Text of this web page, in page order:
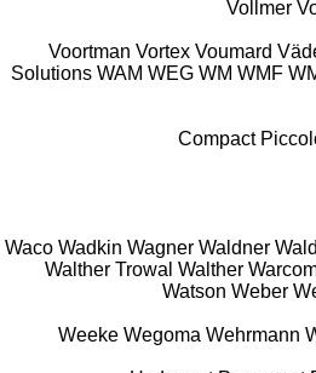
Vollmer
Voortman Vortex Voumard
Solutions WAM WEG WM WMF
Compact
Waco Wadkin Wagner Waldner
Walther Trowal Walther
Watson Weber
Weeke Wegoma Wehrmann